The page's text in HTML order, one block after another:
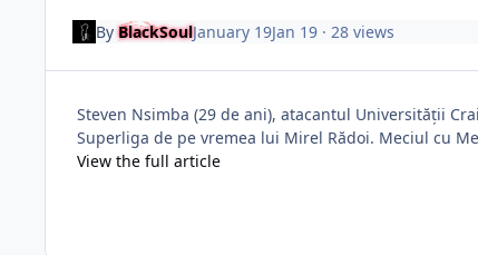
ByBlackSoulJanuary 19Jan 19· 28 views
Steven Nsimba (29 de ani), atacantul Universității
Superliga de pe vremea lui Mirel Rădoi. Meciul cu
View the full article